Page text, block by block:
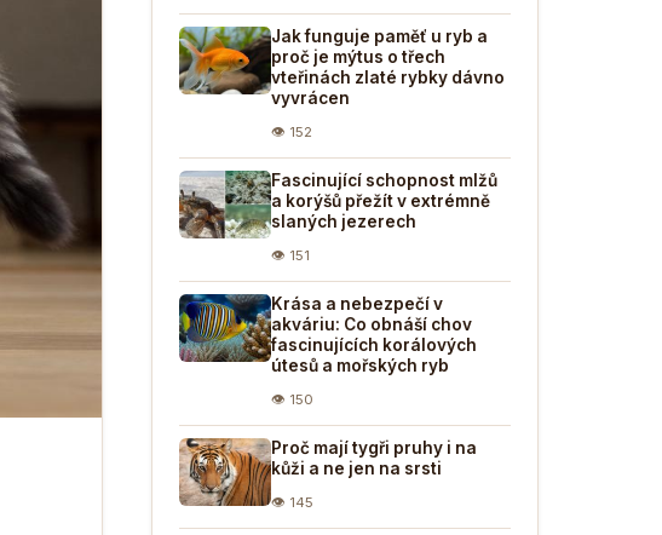
Jak funguje paměť u ryb a
proč je mýtus o třech
vteřinách zlaté rybky dávno
vyvrácen
👁 152
Fascinující schopnost mlžů
a korýšů přežít v extrémně
slaných jezerech
👁 151
Krása a nebezpečí v
akváriu: Co obnáší chov
fascinujících korálových
útesů a mořských ryb
👁 150
Proč mají tygři pruhy i na
kůži a ne jen na srsti
👁 145